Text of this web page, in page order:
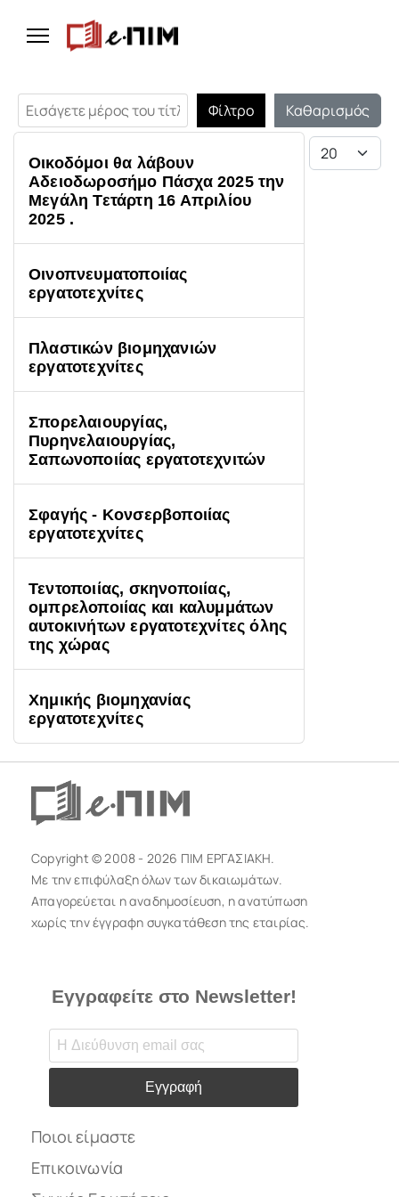
Εισάγετε μέρος του τίτλου.
Φίλτρο
Καθαρισμός
Εμφάνιση #
Οικοδόμοι θα λάβουν
Αδειοδωροσήμο Πάσχα 2025 την
Μεγάλη Τετάρτη 16 Απριλίου
2025 .
Οινοπνευματοποιίας
εργατοτεχνίτες
Πλαστικών βιομηχανιών
εργατοτεχνίτες
Σπορελαιουργίας,
Πυρηνελαιουργίας,
Σαπωνοποιίας εργατοτεχνιτών
Σφαγής - Κονσερβοποιίας
εργατοτεχνίτες
Τεντοποιίας, σκηνοποιίας,
ομπρελοποιίας και καλυμμάτων
αυτοκινήτων εργατοτεχνίτες όλης
της χώρας
Χημικής βιομηχανίας
εργατοτεχνίτες
Copyright © 2008 - 2026 ΠΙΜ ΕΡΓΑΣΙΑΚΗ.
Με την επιφύλαξη όλων των δικαιωμάτων.
Απαγορεύεται η αναδημοσίευση, η ανατύπωση
χωρίς την έγγραφη συγκατάθεση της εταιρίας.
Εγγραφείτε στο Newsletter!
Εγγραφή
Ποιοι είμαστε
Επικοινωνία